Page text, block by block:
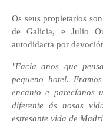
Os seus propietarios
de Galicia, e Julio
autodidacta por
"Facía anos que
pequeno hotel.
encanto e parecíanos
diferente ás nosas
estresante vida de